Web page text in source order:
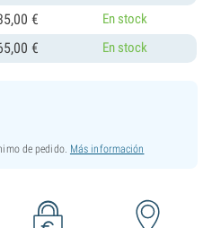
00 € En stock
00 € En stock
de pedido. Más información